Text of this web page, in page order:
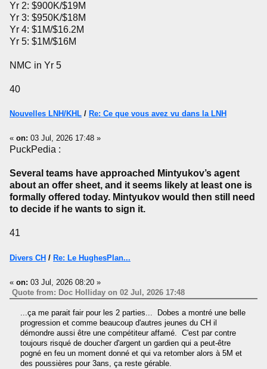
Yr 2: $900K/$19M
Yr 3: $950K/$18M
Yr 4: $1M/$16.2M
Yr 5: $1M/$16M
NMC in Yr 5
40
Nouvelles LNH/KHL / Re: Ce que vous avez vu dans la LNH
« on: 03 Jul, 2026 17:48 »
PuckPedia :
Several teams have approached Mintyukov’s agent
about an offer sheet, and it seems likely at least one is
formally offered today. Mintyukov would then still need
to decide if he wants to sign it.
41
Divers CH / Re: Le HughesPlan...
« on: 03 Jul, 2026 08:20 »
Quote from: Doc Holliday on 02 Jul, 2026 17:48
...ça me parait fair pour les 2 parties... Dobes a montré une belle
progression et comme beaucoup d'autres jeunes du CH il
démondre aussi être une compétiteur affamé. C'est par contre
toujours risqué de doucher d'argent un gardien qui a peut-être
pogné en feu un moment donné et qui va retomber alors à 5M et
des poussières pour 3ans, ça reste gérable.